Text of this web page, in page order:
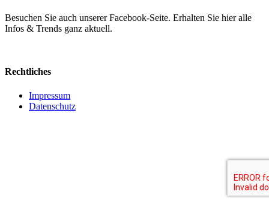
Besuchen Sie auch unserer Facebook-Seite. Erhalten Sie hier alle
Infos & Trends ganz aktuell.
Rechtliches
Impressum
Datenschutz